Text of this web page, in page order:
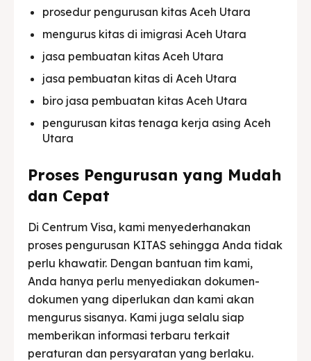
prosedur pengurusan kitas Aceh Utara
mengurus kitas di imigrasi Aceh Utara
jasa pembuatan kitas Aceh Utara
jasa pembuatan kitas di Aceh Utara
biro jasa pembuatan kitas Aceh Utara
pengurusan kitas tenaga kerja asing Aceh
Utara
Proses Pengurusan yang Mudah
dan Cepat
Di Centrum Visa, kami menyederhanakan
proses pengurusan KITAS sehingga Anda tidak
perlu khawatir. Dengan bantuan tim kami,
Anda hanya perlu menyediakan dokumen-
dokumen yang diperlukan dan kami akan
mengurus sisanya. Kami juga selalu siap
memberikan informasi terbaru terkait
peraturan dan persyaratan yang berlaku.